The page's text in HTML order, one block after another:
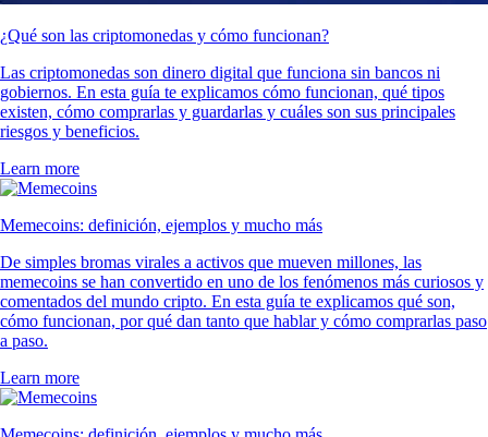
¿Qué son las criptomonedas y cómo funcionan?
Las criptomonedas son dinero digital que funciona sin bancos ni
gobiernos. En esta guía te explicamos cómo funcionan, qué tipos
existen, cómo comprarlas y guardarlas y cuáles son sus principales
riesgos y beneficios.
Learn more
Memecoins: definición, ejemplos y mucho más
De simples bromas virales a activos que mueven millones, las
memecoins se han convertido en uno de los fenómenos más curiosos y
comentados del mundo cripto. En esta guía te explicamos qué son,
cómo funcionan, por qué dan tanto que hablar y cómo comprarlas paso
a paso.
Learn more